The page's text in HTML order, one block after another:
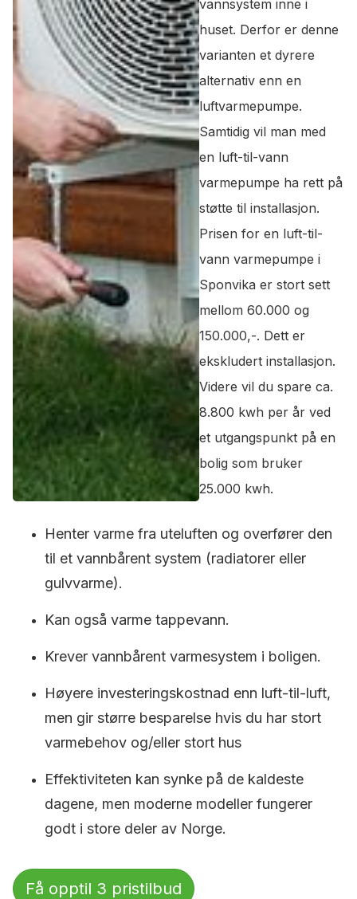
vannsystem inne i
huset. Derfor er denne
varianten et dyrere
alternativ enn en
luftvarmepumpe.
Samtidig vil man med
en luft-til-vann
varmepumpe ha rett på
støtte til installasjon.
Prisen for en luft-til-
vann varmepumpe i
Sponvika er stort sett
mellom 60.000 og
150.000,-. Dett er
ekskludert installasjon.
Videre vil du spare ca.
8.800 kwh per år ved
et utgangspunkt på en
bolig som bruker
25.000 kwh.
Henter varme fra uteluften og overfører den
til et vannbårent system (radiatorer eller
gulvvarme).
Kan også varme tappevann.
Krever vannbårent varmesystem i boligen.
Høyere investeringskostnad enn luft-til-luft,
men gir større besparelse hvis du har stort
varmebehov og/eller stort hus
Effektiviteten kan synke på de kaldeste
dagene, men moderne modeller fungerer
godt i store deler av Norge.
Få opptil 3 pristilbud